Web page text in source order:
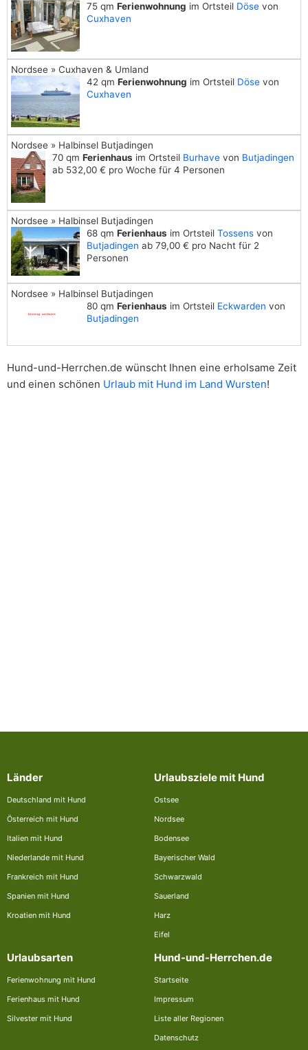
75 qm Ferienwohnung im Ortsteil Döse von
Cuxhaven
Nordsee » Cuxhaven & Umland
42 qm Ferienwohnung im Ortsteil Döse von
Cuxhaven
Nordsee » Halbinsel Butjadingen
70 qm Ferienhaus im Ortsteil Burhave von Butjadingen
ab 532,00 € pro Woche für 4 Personen
Nordsee » Halbinsel Butjadingen
68 qm Ferienhaus im Ortsteil Tossens von
Butjadingen ab 79,00 € pro Nacht für 2
Personen
Nordsee » Halbinsel Butjadingen
80 qm Ferienhaus im Ortsteil Eckwarden von
Butjadingen
Hund-und-Herrchen.de wünscht Ihnen eine erholsame Zeit
und einen schönen Urlaub mit Hund im Land Wursten!
Länder
Deutschland mit Hund
Österreich mit Hund
Italien mit Hund
Niederlande mit Hund
Frankreich mit Hund
Spanien mit Hund
Kroatien mit Hund
Urlaubsziele mit Hund
Ostsee
Nordsee
Bodensee
Bayerischer Wald
Schwarzwald
Sauerland
Harz
Eifel
Urlaubsarten
Ferienwohnung mit Hund
Ferienhaus mit Hund
Silvester mit Hund
Hund-und-Herrchen.de
Startseite
Impressum
Liste aller Regionen
Datenschutz